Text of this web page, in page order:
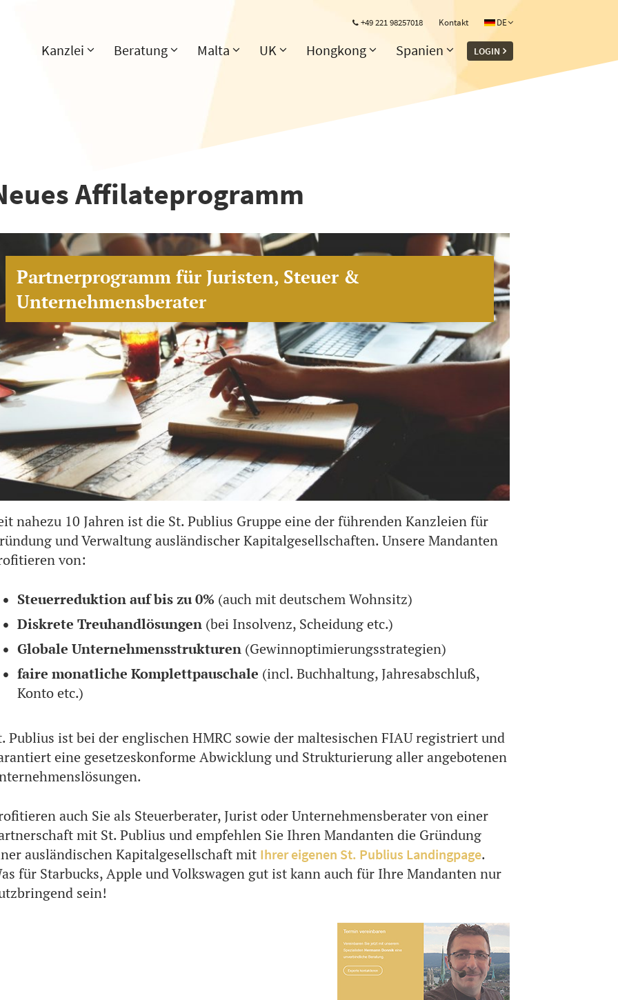
+49 221 98257018 Kontakt DE
Kanzlei Beratung Malta UK Hongkong Spanien LOGIN
Affilateprogramm
Partnerprogramm für Juristen, Steuer &
Unternehmensberater
nahezu 10 Jahren ist die St. Publius Gruppe eine der führenden Kanzleien für
und Verwaltung ausländischer Kapitalgesellschaften. Unsere Mandanten
von:
Steuerreduktion auf bis zu 0% (auch mit deutschem Wohnsitz)
Diskrete Treuhandlösungen(bei Insolvenz, Scheidung etc.)
Globale Unternehmensstrukturen(Gewinnoptimierungsstrategien)
faire monatliche Komplettpauschale (incl. Buchhaltung, Jahresabschluß,
Konto etc.)
Publius ist bei der englischen HMRC sowie der maltesischen FIAU registriert und
eine gesetzeskonforme Abwicklung und Strukturierung aller angebotenen
auch Sie als Steuerberater, Jurist oder Unternehmensberater von einer
mit St. Publius und empfehlen Sie Ihren Mandanten die Gründung
ausländischen Kapitalgesellschaft mit Ihrer eigenen St. Publius Landingpage.
für Starbucks, Apple und Volkswagen gut ist kann auch für Ihre Mandanten nur
sein!